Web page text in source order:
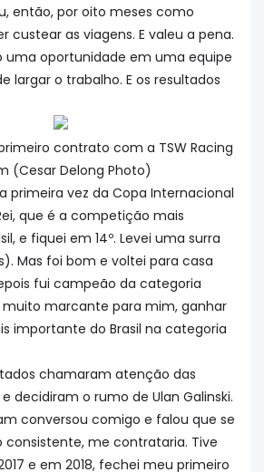
então, por oito meses como
custear as viagens. E valeu a pena.
uma oportunidade em uma equipe
largar o trabalho. E os resultados
contrato com a TSW Racing
(Cesar Delong Photo)
primeira vez da Copa Internacional
que é a competição mais
e fiquei em 14º. Levei uma surra
Mas foi bom e voltei para casa
fui campeão da categoria
marcante para mim, ganhar
importante do Brasil na categoria
chamaram atenção das
decidiram o rumo de Ulan Galinski.
conversou comigo e falou que se
consistente, me contrataria. Tive
e em 2018, fechei meu primeiro